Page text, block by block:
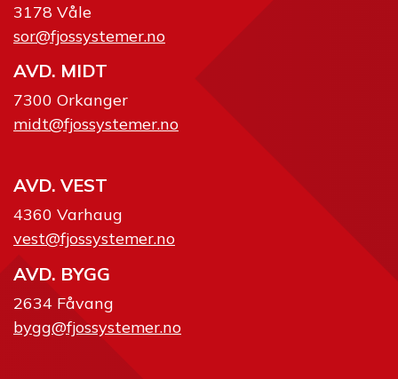
3178 Våle
sor@fjossystemer.no
AVD. MIDT
7300 Orkanger
midt@fjossystemer.no
AVD. VEST
4360 Varhaug
vest@fjossystemer.no
AVD. BYGG
2634 Fåvang
bygg@fjossystemer.no